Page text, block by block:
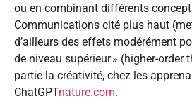
ou en combinant différents
Communications cité plus haut
d’ailleurs des effets modérément
de niveau supérieur » (higher-order
partie la créativité, chez les
ChatGPTnature.com.